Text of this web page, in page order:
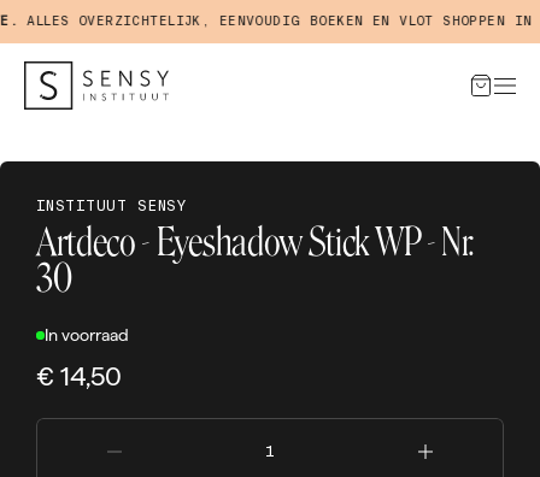
ALLES OVERZICHTELIJK, EENVOUDIG BOEKEN EN VLOT SHOPPEN IN
INSTITUUT SENSY
Artdeco - Eyeshadow Stick WP - Nr.
30
In voorraad
€ 14,50